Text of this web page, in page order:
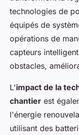
technologies de
équipés de
opérations de
capteurs
obstacles,
L'impact de la
chantier est
l'énergie
utilisant des